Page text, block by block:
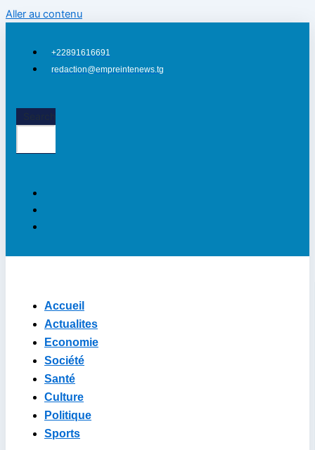
Aller au contenu
+22891616691
redaction@empreintenews.tg
Accueil
Actualites
Economie
Société
Santé
Culture
Politique
Sports